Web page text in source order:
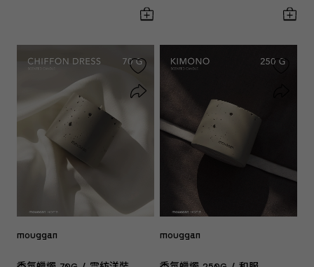
mouggan mouggan